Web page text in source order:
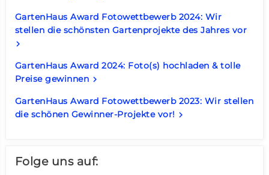
GartenHaus Award Fotowettbewerb 2024: Wir
stellen die schönsten Gartenprojekte des Jahres vor
keyboard_arrow_right
GartenHaus Award 2024: Foto(s) hochladen & tolle
Preise gewinnen keyboard_arrow_right
GartenHaus Award Fotowettbewerb 2023: Wir stellen
die schönen Gewinner-Projekte vor! keyboard_arrow_right
Folge uns auf: